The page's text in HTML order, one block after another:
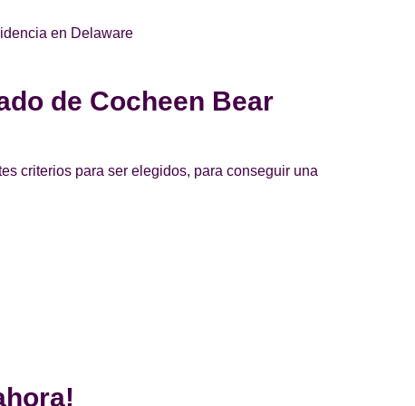
en Delaware
de Cocheen Bear
criterios para ser elegidos, para conseguir una